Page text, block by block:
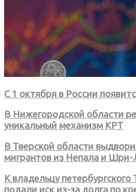
С 1 октября в России
В Нижегородской области
уникальный механизм КРТ
В Тверской области
мигрантов из Непала и Шри-
К владельцу петербургского
подали иск из-за долга по